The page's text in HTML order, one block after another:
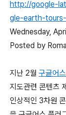
http://google-
gle-earth-
Wednesday,
Posted by
지난 2월 구글어
지도관련 콘텐츠
인상적인 3차원